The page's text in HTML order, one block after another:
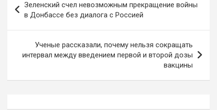
по
записям
Зеленский счел невозможным прекращение войны
в Донбассе без диалога с Россией
Ученые рассказали, почему нельзя сокращать
интервал между введением первой и второй дозы
вакцины